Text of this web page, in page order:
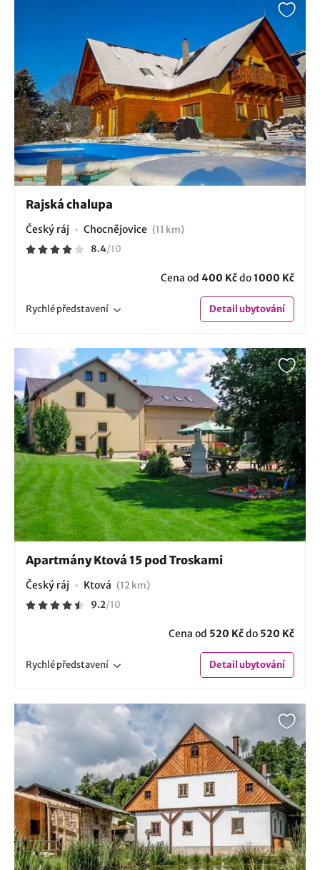
Rajská chalupa
Český ráj Chocnějovice (11 km)
8.4/10
Cena od 400 Kčdo1000 Kč
Rychlépředstavení Detailubytování
Apartmány Ktová 15 pod Troskami
Český ráj Ktová (12 km)
9.2/10
Cena od 520 Kčdo 520 Kč
Rychlépředstavení Detailubytování